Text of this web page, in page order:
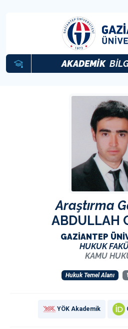
AKADEMİK
Araştırma
ABDULLAH
GAZİANTEP
HUKUK
KAMU
Hukuk Temel Alanı
YÖK Akademik